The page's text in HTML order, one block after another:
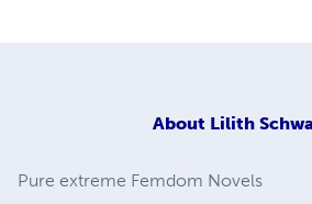
About Lilith
Pure extreme Femdom Novels